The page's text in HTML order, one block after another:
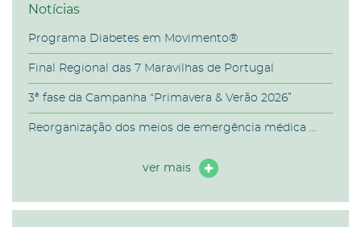
Notícias
Programa Diabetes em Movimento®
Final Regional das 7 Maravilhas de Portugal
3ª fase da Campanha “Primavera & Verão 2026”
Reorganização dos meios de emergência médica ...
ver mais